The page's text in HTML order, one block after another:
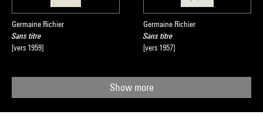
Germaine Richier
Sans titre
[vers 1959]
Germaine Richier
Sans titre
[vers 1957]
Show more